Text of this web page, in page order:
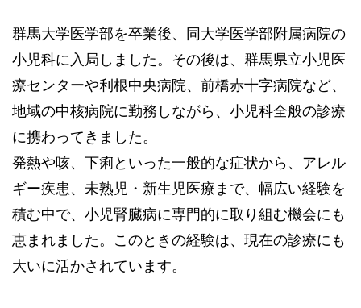
群馬大学医学部を卒業後、同大学医学部附属病院の
小児科に入局しました。その後は、群馬県立小児医
療センターや利根中央病院、前橋赤十字病院など、
地域の中核病院に勤務しながら、小児科全般の診療
に携わってきました。
発熱や咳、下痢といった一般的な症状から、アレル
ギー疾患、未熟児・新生児医療まで、幅広い経験を
積む中で、小児腎臓病に専門的に取り組む機会にも
恵まれました。このときの経験は、現在の診療にも
大いに活かされています。